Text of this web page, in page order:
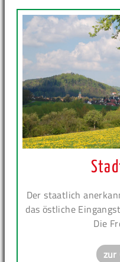
Der staatlich
das östliche
Die
zur